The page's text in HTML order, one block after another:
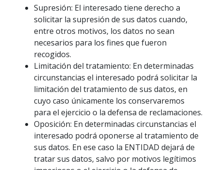
Supresión: El interesado tiene derecho a
solicitar la supresión de sus datos cuando,
entre otros motivos, los datos no sean
necesarios para los fines que fueron
recogidos.
Limitación del tratamiento: En determinadas
circunstancias el interesado podrá solicitar la
limitación del tratamiento de sus datos, en
cuyo caso únicamente los conservaremos
para el ejercicio o la defensa de reclamaciones.
Oposición: En determinadas circunstancias el
interesado podrá oponerse al tratamiento de
sus datos. En ese caso la ENTIDAD dejará de
tratar sus datos, salvo por motivos legítimos